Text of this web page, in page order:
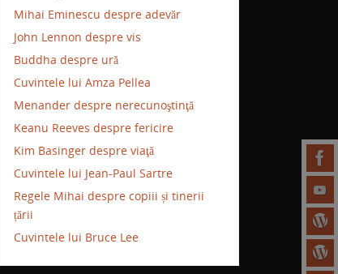
Mihai Eminescu despre adevăr
John Lennon despre vis
Buddha despre ură
Cuvintele lui Amza Pellea
Menander despre nerecunoştinţă
Keanu Reeves despre fericire
Kim Basinger despre viaţă
Cuvintele lui Jean-Paul Sartre
Regele Mihai despre copiii și tinerii
țării
Cuvintele lui Bruce Lee